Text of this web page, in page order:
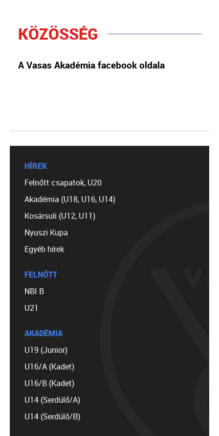
KÖZÖSSÉG
A Vasas Akadémia facebook oldala
HÍREK
Felnőtt csapatok, U20
Akadémia (U18, U16, U14)
Kosársuli (U12, U11)
Nyuszi Kupa
Egyéb hírek
FELNŐTT
NBI B
U21
AKADÉMIA
U19 (Junior)
U16/A (Kadet)
U16/B (Kadet)
U14 (Serdülő/A)
U14 (Serdülő/B)